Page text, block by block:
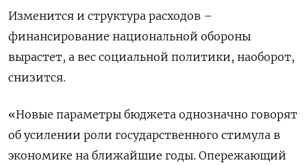
Изменится и структура расходов –
финансирование национальной обороны
вырастет, а вес социальной политики, наоборот,
снизится.
«Новые параметры бюджета однозначно говорят
об усилении роли государственного стимула в
экономике на ближайшие годы. Опережающий